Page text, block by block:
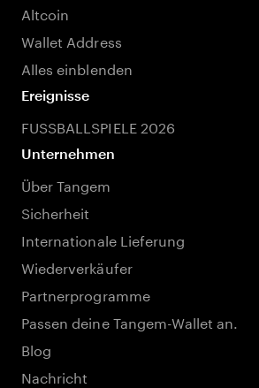
Altcoin
Wallet Address
Alles einblenden
Ereignisse
FUSSBALLSPIELE 2026
Unternehmen
Über Tangem
Sicherheit
Internationale Lieferung
Wiederverkäufer
Partnerprogramme
Passen deine Tangem-Wallet an.
Blog
Nachricht